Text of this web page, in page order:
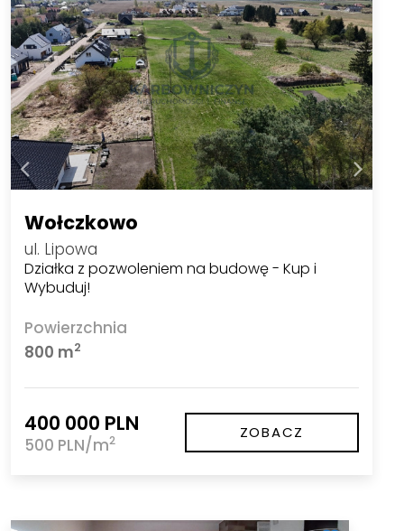
Wołczkowo
ul. Lipowa
Działka z pozwoleniem na budowę - Kup i
Wybuduj!
Powierzchnia
800 m2
400 000 PLN
500 PLN/m2 ZOBACZ